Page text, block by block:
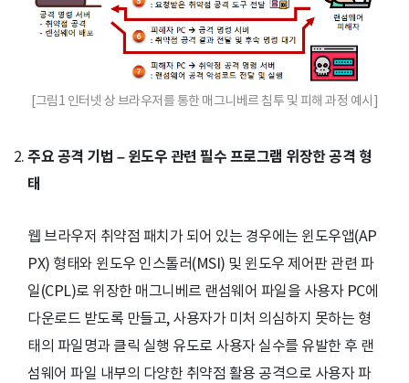
[그림1 인터넷 상 브라우저를 통한 매그니베르 침투 및 피해 과정 예시]
주요 공격 기법 – 윈도우 관련 필수 프로그램 위장한 공격 형
태
웹 브라우저 취약점 패치가 되어 있는 경우에는 윈도우앱(AP
PX) 형태와 윈도우 인스톨러(MSI) 및 윈도우 제어판 관련 파
일(CPL)로 위장한 매그니베르 랜섬웨어 파일을 사용자 PC에
다운로드 받도록 만들고, 사용자가 미처 의심하지 못하는 형
태의 파일명과 클릭 실행 유도로 사용자 실수를 유발한 후 랜
섬웨어 파일 내부의 다양한 취약점 활용 공격으로 사용자 파